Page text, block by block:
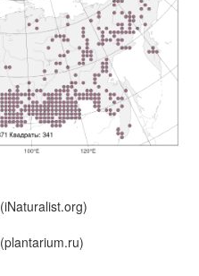
(iNaturalist.org)
(plantarium.ru)